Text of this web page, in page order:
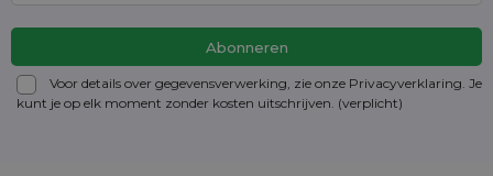
Voor details over gegevensverwerking, zie onze Privacyverklaring. Je
kunt je op elk moment zonder kosten uitschrijven . (verplicht)